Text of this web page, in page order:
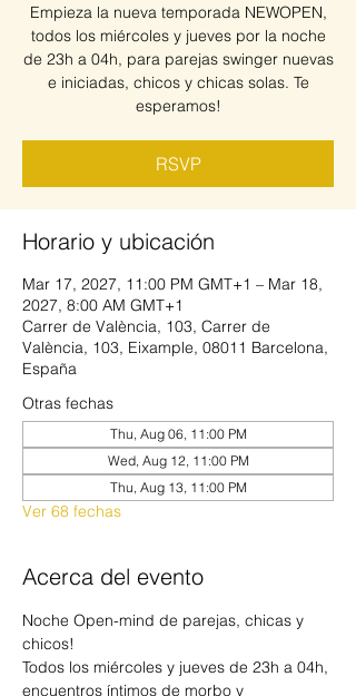
Empieza la nueva temporada NEWOPEN,
todos los miércoles y jueves por la noche
de 23h a 04h, para parejas swinger nuevas
e iniciadas, chicos y chicas solas. Te
esperamos!
RSVP
Horario y ubicación
Mar 17, 2027, 11:00 PM GMT+1 – Mar 18,
2027, 8:00 AM GMT+1
Carrer de València, 103, Carrer de
València, 103, Eixample, 08011 Barcelona,
España
Otras fechas
Thu, Aug 06, 11:00 PM
Wed, Aug 12, 11:00 PM
Thu, Aug 13, 11:00 PM
Ver 68 fechas
Acerca del evento
Noche Open-mind de parejas, chicas y
chicos!
Todos los miércoles y jueves de 23h a 04h,
encuentros íntimos de morbo y